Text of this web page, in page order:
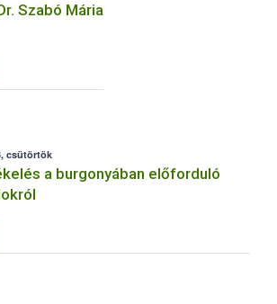
Szabó Mária
csütörtök
a burgonyában előforduló